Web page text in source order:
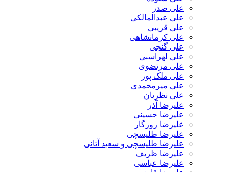
علی صدر
علی عبدالمالکی
علی قریبی
علی کرمانشاهی
علی گنجی
علی لهراسبی
علی مرتضوی
علی ملک پور
علی میرمحمدی
علی نظریان
علیرضا آذر
علیرضا حسینی
علیرضا روزگار
علیرضا طلیسچی
علیرضا طلیسچی و سعید آتانی
علیرضا ظریف
علیرضا عباسی